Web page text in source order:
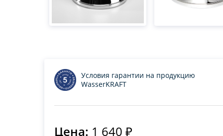
Условия гарантии на продукцию
WasserKRAFT
Цена: 1 640 ₽